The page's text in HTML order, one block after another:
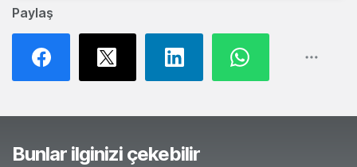
Paylaş
Bunlar ilginizi çekebilir